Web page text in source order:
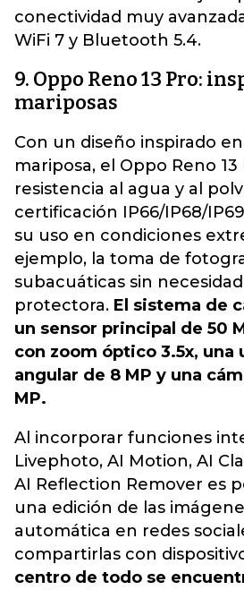
conectividad muy
WiFi 7 y Bluetooth 5.4.
9. Oppo Reno 13 Pro:
mariposas
Con un diseño inspirado
mariposa, el Oppo Reno
resistencia al agua y al
certificación IP66/IP68/
su uso en condiciones
ejemplo, la toma de
subacuáticas sin
protectora. El sistema de
un sensor principal de 50
con zoom óptico 3.5x, una
angular de 8 MP y una
MP.
Al incorporar funciones
Livephoto, AI Motion, AI
AI Reflection Remover es
una edición de las
automática en redes
compartirlas con
centro de todo se